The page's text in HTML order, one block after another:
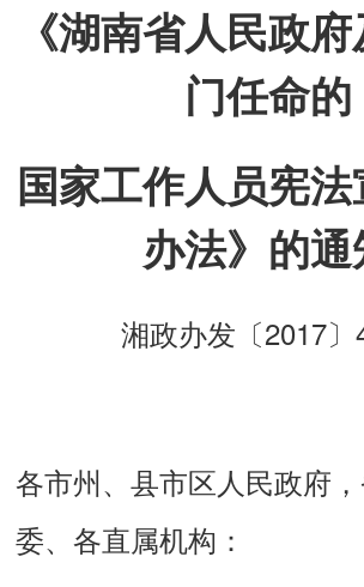
《湖南省人民政
门任命的
国家工作人员宪
办法》的通
湘政办发〔2017〕
各市州、县市区人民政府
委、各直属机构：